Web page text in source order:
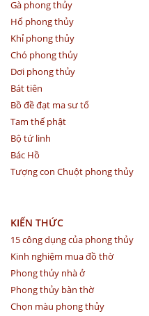
Gà phong thủy
Hổ phong thủy
Khỉ phong thủy
Chó phong thủy
Dơi phong thủy
Bát tiên
Bồ đề đạt ma sư tổ
Tam thế phật
Bộ tứ linh
Bác Hồ
Tượng con Chuột phong thủy
KIẾN THỨC
15 công dụng của phong thủy
Kinh nghiệm mua đồ thờ
Phong thủy nhà ở
Phong thủy bàn thờ
Chọn màu phong thủy